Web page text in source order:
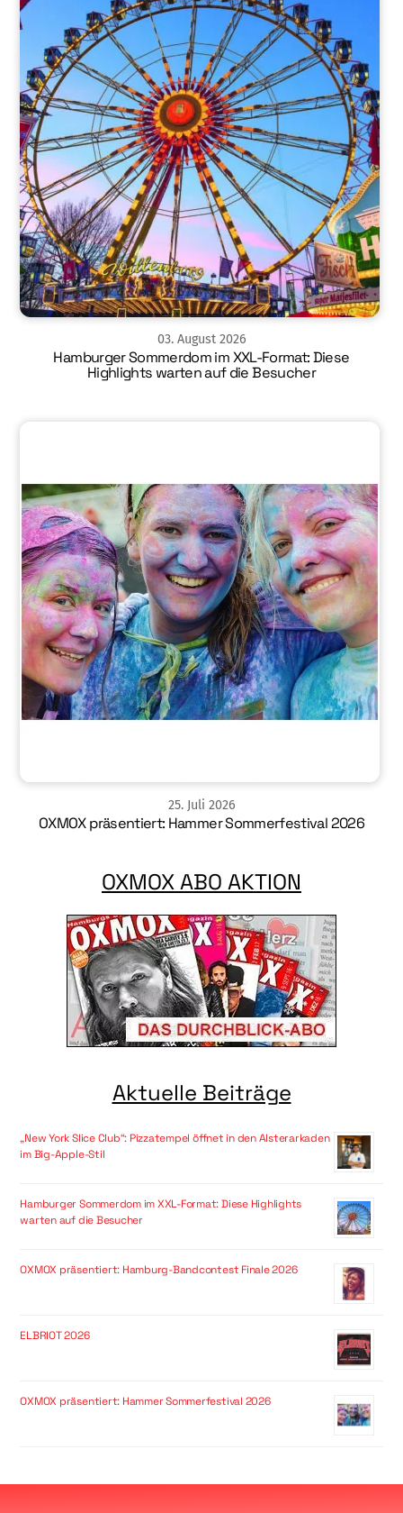
03. August 2026
Hamburger Sommerdom im XXL-Format: Diese
Highlights warten auf die Besucher
25. Juli 2026
OXMOX präsentiert: Hammer Sommerfestival 2026
OXMOX ABO AKTION
Aktuelle Beiträge
„New York Slice Club“: Pizzatempel öffnet in den Alsterarkaden
im Big-Apple-Stil
Hamburger Sommerdom im XXL-Format: Diese Highlights
warten auf die Besucher
OXMOX präsentiert: Hamburg-Bandcontest Finale 2026
ELBRIOT 2026
OXMOX präsentiert: Hammer Sommerfestival 2026